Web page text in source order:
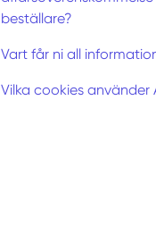
beställare?
Vart får ni all
Vilka cookies använder